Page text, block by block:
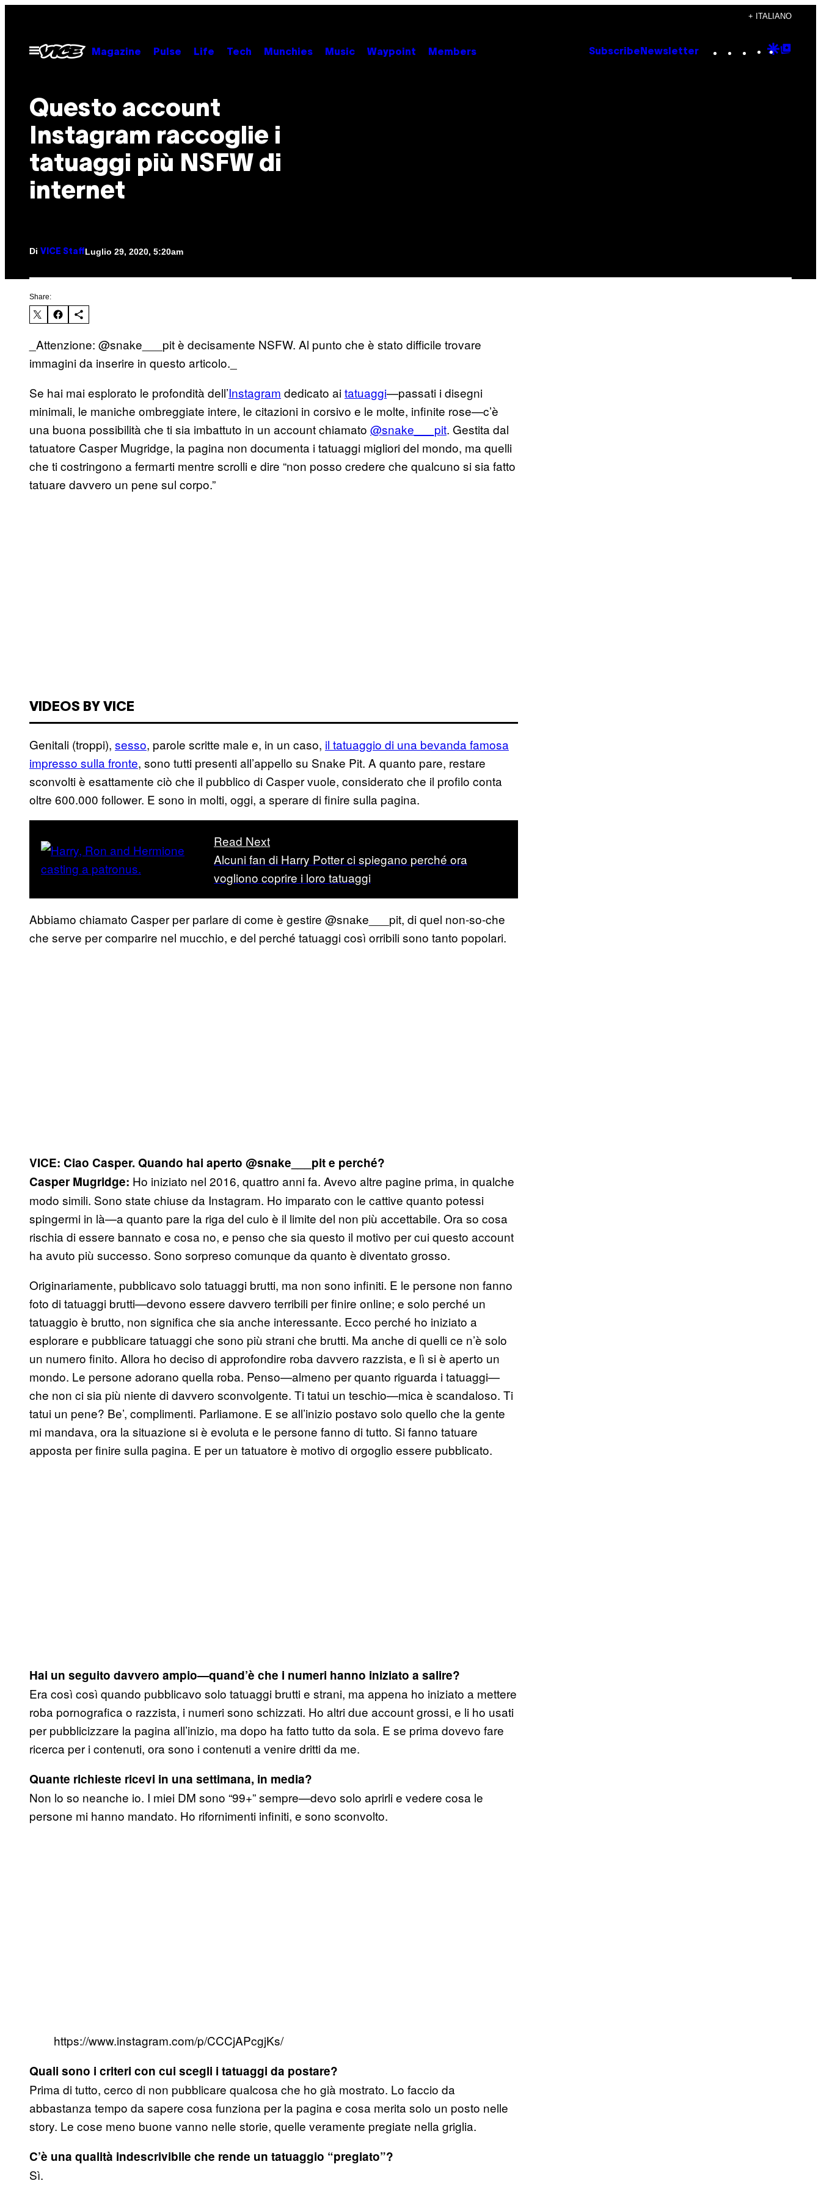
contenuto
+ ITALIANO
Apri
Magazine Pulse Life Tech Munchies Music Waypoint Members Subscribe Newsletter Instagram
TikTok
YouTube
Google
Questo account
Instagram raccoglie i
tatuaggi più NSFW di
internet
Di VICE StaffLuglio 29, 2020, 5:20am
Share:
_Attenzione: @snake___pit è decisamente NSFW. Al punto che è stato difficile trovare
immagini da inserire in questo articolo._
Se hai mai esplorato le profondità dell’Instagram dedicato aitatuaggi—passati i disegni
minimali, le maniche ombreggiate intere, le citazioni in corsivo e le molte, infinite rose—c’è
una buona possibilità che ti sia imbattuto in un account chiamato @snake___pit. Gestita dal
tatuatore Casper Mugridge, la pagina non documenta i tatuaggi migliori del mondo, ma quelli
che ti costringono a fermarti mentre scrolli e dire “non posso credere che qualcuno si sia fatto
tatuare davvero un pene sul corpo.”
VIDEOS BY VICE
Genitali (troppi), sesso, parole scritte male e, in un caso, il tatuaggio di una bevanda famosa
impresso sulla fronte, sono tutti presenti all’appello su Snake Pit. A quanto pare, restare
sconvolti è esattamente ciò che il pubblico di Casper vuole, considerato che il profilo conta
oltre 600.000 follower. E sono in molti, oggi, a sperare di finire sulla pagina.
Read Next
Alcuni fan di Harry Potter ci spiegano perché ora
vogliono coprire i loro tatuaggi
Abbiamo chiamato Casper per parlare di come è gestire @snake___pit, di quel non-so-che
che serve per comparire nel mucchio, e del perché tatuaggi così orribili sono tanto popolari.
VICE: Ciao Casper. Quando hai aperto @snake___pit e perché?
Casper Mugridge: Ho iniziato nel 2016, quattro anni fa. Avevo altre pagine prima, in qualche
modo simili. Sono state chiuse da Instagram. Ho imparato con le cattive quanto potessi
spingermi in là—a quanto pare la riga del culo è il limite del non più accettabile. Ora so cosa
rischia di essere bannato e cosa no, e penso che sia questo il motivo per cui questo account
ha avuto più successo. Sono sorpreso comunque da quanto è diventato grosso.
Originariamente, pubblicavo solo tatuaggi brutti, ma non sono infiniti. E le persone non fanno
foto di tatuaggi brutti—devono essere davvero terribili per finire online; e solo perché un
tatuaggio è brutto, non significa che sia anche interessante. Ecco perché ho iniziato a
esplorare e pubblicare tatuaggi che sono più strani che brutti. Ma anche di quelli ce n’è solo
un numero finito. Allora ho deciso di approfondire roba davvero razzista, e lì si è aperto un
mondo. Le persone adorano quella roba. Penso—almeno per quanto riguarda i tatuaggi—
che non ci sia più niente di davvero sconvolgente. Ti tatui un teschio—mica è scandaloso. Ti
tatui un pene? Be’, complimenti. Parliamone. E se all’inizio postavo solo quello che la gente
mi mandava, ora la situazione si è evoluta e le persone fanno di tutto. Si fanno tatuare
apposta per finire sulla pagina. E per un tatuatore è motivo di orgoglio essere pubblicato.
Hai un seguito davvero ampio—quand’è che i numeri hanno iniziato a salire?
Era così così quando pubblicavo solo tatuaggi brutti e strani, ma appena ho iniziato a mettere
roba pornografica o razzista, i numeri sono schizzati. Ho altri due account grossi, e li ho usati
per pubblicizzare la pagina all’inizio, ma dopo ha fatto tutto da sola. E se prima dovevo fare
ricerca per i contenuti, ora sono i contenuti a venire dritti da me.
Quante richieste ricevi in una settimana, in media?
Non lo so neanche io. I miei DM sono “99+” sempre—devo solo aprirli e vedere cosa le
persone mi hanno mandato. Ho rifornimenti infiniti, e sono sconvolto.
https://www.instagram.com/p/CCCjAPcgjKs/
Quali sono i criteri con cui scegli i tatuaggi da postare?
Prima di tutto, cerco di non pubblicare qualcosa che ho già mostrato. Lo faccio da
abbastanza tempo da sapere cosa funziona per la pagina e cosa merita solo un posto nelle
story. Le cose meno buone vanno nelle storie, quelle veramente pregiate nella griglia.
C’è una qualità indescrivibile che rende un tatuaggio “pregiato”?
Sì.